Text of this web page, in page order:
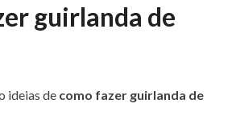
guirlanda de
ideias de como fazer guirlanda de